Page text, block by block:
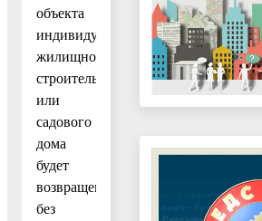
объекта
индивидуального
жилищного
строительства
или
садового
дома
будет
возвращено
без